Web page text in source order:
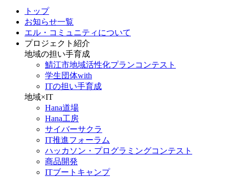
トップ
お知らせ一覧
エル・コミュニティについて
プロジェクト紹介
地域の担い手育成
鯖江市地域活性化プランコンテスト
学生団体with
ITの担い手育成
地域×IT
Hana道場
Hana工房
サイバーサクラ
IT推進フォーラム
ハッカソン・プログラミングコンテスト
商品開発
ITブートキャンプ